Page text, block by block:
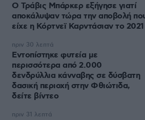
O Τράβις Μπάρκερ εξήγησε γιατί
αποκάλυψαν τώρα την αποβολή
είχε η Κόρτνεϊ Καρντάσιαν το 2021
Εντοπίστηκε φυτεία με
περισσότερα από 2.000
δενδρύλλια κάνναβης σε δύσβατη
δασική περιοχή στην Φθιώτιδα,
δείτε βίντεο
πριν 30 λεπτά
πριν 31 λεπτά